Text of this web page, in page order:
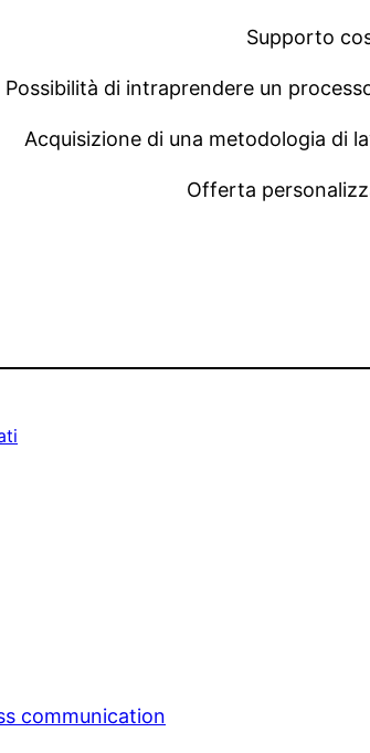
Supporto
Possibilità di intraprendere un
Acquisizione di una metodologia di
Offerta
communication